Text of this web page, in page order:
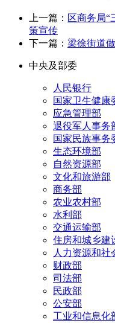
上一篇： 区商务局“
策宣传
下一篇： 梁徐街道
中央及部委
人民银行
国家卫生健康
应急管理部
退役军人事务
国家民族事务
生态环境部
自然资源部
文化和旅游部
商务部
农业农村部
水利部
交通运输部
住房和城乡建
人力资源和社
财政部
司法部
民政部
公安部
工业和信息化